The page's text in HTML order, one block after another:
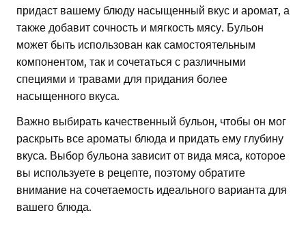
придаст вашему блюду насыщенный вкус и аромат, а
также добавит сочность и мягкость мясу. Бульон
может быть использован как самостоятельным
компонентом, так и сочетаться с различными
специями и травами для придания более
насыщенного вкуса.
Важно выбирать качественный бульон, чтобы он мог
раскрыть все ароматы блюда и придать ему глубину
вкуса. Выбор бульона зависит от вида мяса, которое
вы используете в рецепте, поэтому обратите
внимание на сочетаемость идеального варианта для
вашего блюда.